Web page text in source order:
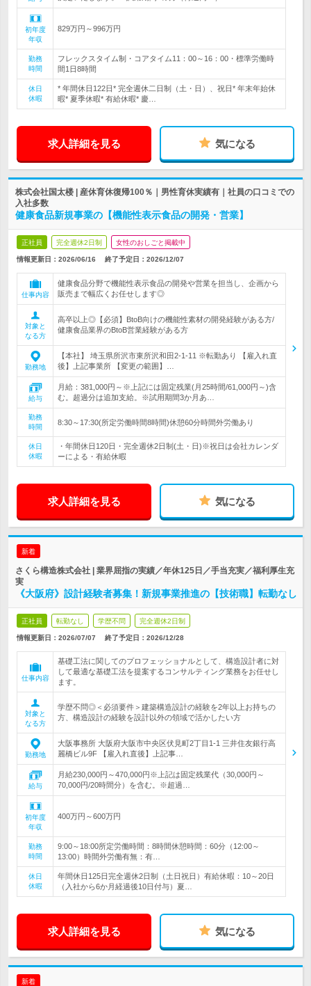
初年度
年収
829万円～996万円
勤務
時間
フレックスタイム制・コアタイム11：00～16：00・標準労働時
間1日8時間
休日
休暇
* 年間休日122日* 完全週休二日制（土・日）、祝日* 年末年始休
暇* 夏季休暇* 有給休暇* 慶…
求人詳細を見る 気になる
株式会社国太楼 | 産休育休復帰100％｜男性育休実績有｜社員の口コミでの
入社多数
健康食品新規事業の【機能性表示食品の開発・営業】
正社員 完全週休2日制 女性のおしごと掲載中
情報更新日：2026/06/16 終了予定日： 2026/12/07
仕事内容
健康食品分野で機能性表示食品の開発や営業を担当し、企画から
販売まで幅広くお任せします◎
対象と
なる方
高卒以上◎【必須】BtoB向けの機能性素材の開発経験がある方/
健康食品業界のBtoB営業経験がある方
勤務地
【本社】 埼玉県所沢市東所沢和田2-1-11 ※転勤あり 【雇入れ直
後】上記事業所 【変更の範囲】…
給与
月給：381,000円～※上記には固定残業(月25時間/61,000円～)含
む。超過分は追加支給。※試用期間3か月あ…
勤務
時間
8:30～17:30(所定労働時間8時間)休憩60分時間外労働あり
休日
休暇
・年間休日120日・完全週休2日制(土・日)※祝日は会社カレンダ
ーによる・有給休暇
求人詳細を見る 気になる
新着
さくら構造株式会社 | 業界屈指の実績／年休125日／手当充実／福利厚生充
実
《大阪府》設計経験者募集！新規事業推進の【技術職】転勤なし
正社員 転勤なし 学歴不問 完全週休2日制
情報更新日：2026/07/07 終了予定日： 2026/12/28
仕事内容
基礎工法に関してのプロフェッショナルとして、構造設計者に対
して最適な基礎工法を提案するコンサルティング業務をお任せし
ます。
対象と
なる方
学歴不問◎＜必須要件＞建築構造設計の経験を2年以上お持ちの
方、構造設計の経験を設計以外の領域で活かしたい方
勤務地
大阪事務所 大阪府大阪市中央区伏見町2丁目1-1 三井住友銀行高
麗橋ビル9F 【雇入れ直後】上記事…
給与
月給230,000円～470,000円※上記は固定残業代（30,000円～
70,000円/20時間分）を含む。※超過…
初年度
年収
400万円～600万円
勤務
時間
9:00～18:00所定労働時間：8時間休憩時間：60分（12:00～
13:00）時間外労働有無：有…
休日
休暇
年間休日125日完全週休2日制（土日祝日）有給休暇：10～20日
（入社から6か月経過後10日付与）夏…
求人詳細を見る 気になる
新着